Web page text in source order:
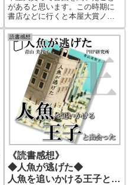
があると思います。この時期に
書店などに行くと本屋大賞ノミ
ネート作品の特設棚が設置され
ている書店も多いです。それで
はこの「本屋大賞」という賞は
一体どんな賞なのでしょう。本
屋大賞がどうやって選ばれてい
るのかを詳しく解説していま
読書感想
《読書感想》
◆人魚が逃げた◆
人魚を追いかける王子と出